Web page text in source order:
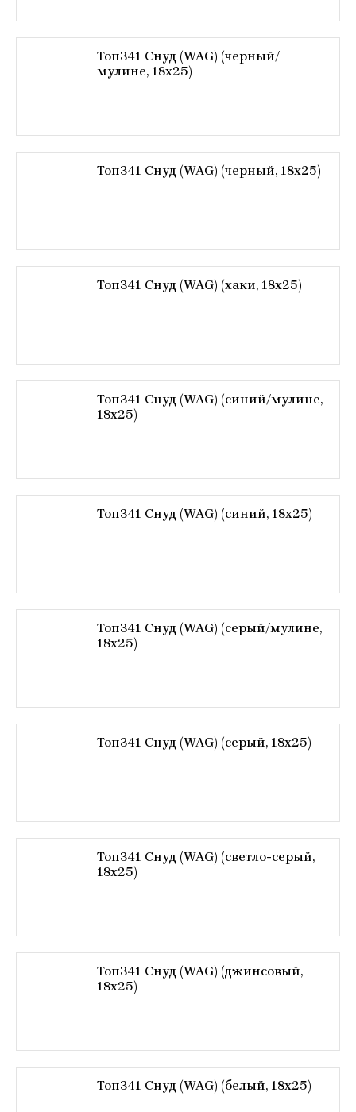
Топ341 Снуд (WAG) (черный/
мулине, 18х25)
Топ341 Снуд (WAG) (черный, 18х25)
Топ341 Снуд (WAG) (хаки, 18х25)
Топ341 Снуд (WAG) (синий/мулине,
18х25)
Топ341 Снуд (WAG) (синий, 18х25)
Топ341 Снуд (WAG) (серый/мулине,
18х25)
Топ341 Снуд (WAG) (серый, 18х25)
Топ341 Снуд (WAG) (светло-серый,
18х25)
Топ341 Снуд (WAG) (джинсовый,
18х25)
Топ341 Снуд (WAG) (белый, 18х25)